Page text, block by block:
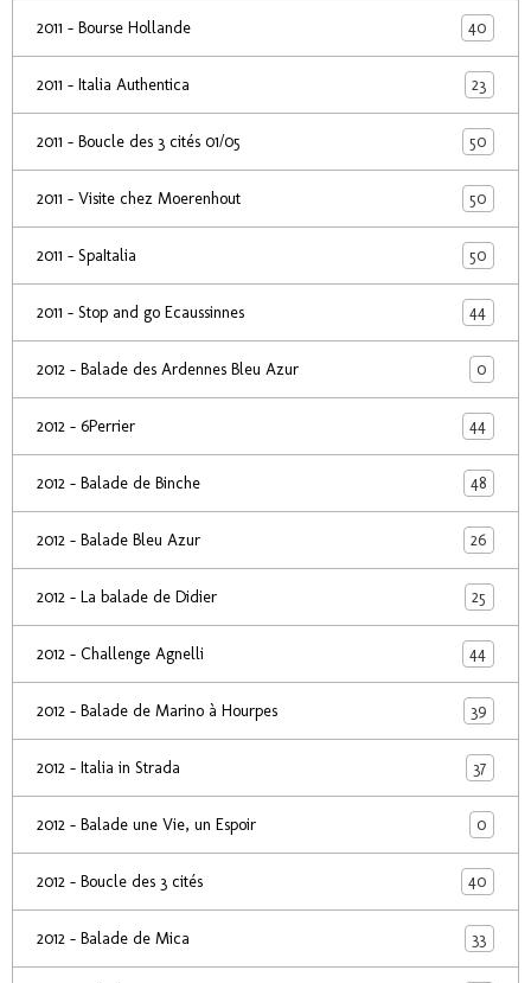
2011 - Bourse Hollande 40
2011 - Italia Authentica 23
2011 - Boucle des 3 cités 01/05 50
2011 - Visite chez Moerenhout 50
2011 - SpaItalia 50
2011 - Stop and go Ecaussinnes 44
2012 - Balade des Ardennes Bleu Azur 0
2012 - 6Perrier 44
2012 - Balade de Binche 48
2012 - Balade Bleu Azur 26
2012 - La balade de Didier 25
2012 - Challenge Agnelli 44
2012 - Balade de Marino à Hourpes 39
2012 - Italia in Strada 37
2012 - Balade une Vie, un Espoir 0
2012 - Boucle des 3 cités 40
2012 - Balade de Mica 33